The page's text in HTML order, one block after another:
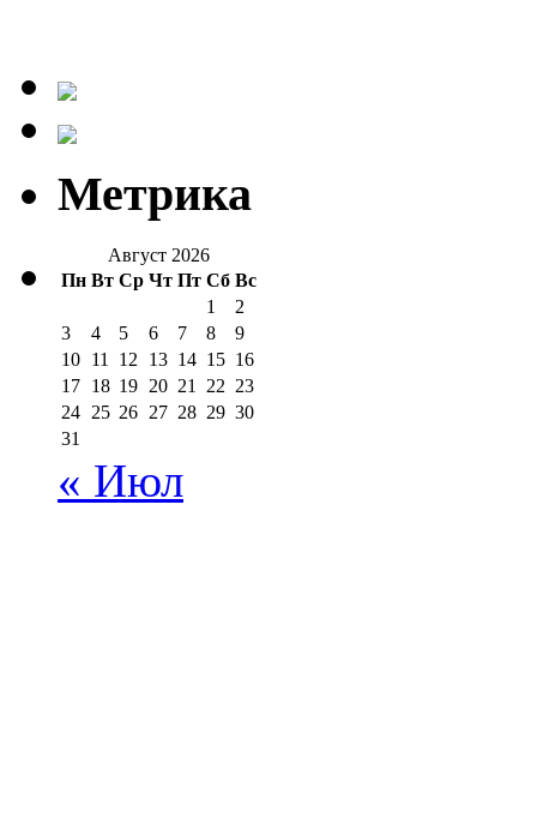
Метрика
Август 2026
Пн Вт Ср Чт Пт Сб Вс
1
2
3
4 5 6 7 8
9
10 11 12 13 14 15 16
17 18 19 20 21 22 23
24 25 26 27 28 29 30
31
« Июл